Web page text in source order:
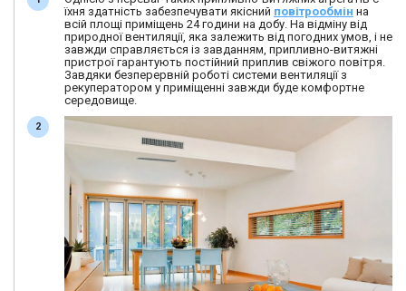
їхня здатність забезпечувати якісний повітрообмін на
всій площі приміщень 24 години на добу. На відміну від
природної вентиляції, яка залежить від погодних умов, і не
завжди справляється із завданням, припливно-витяжні
пристрої гарантують постійний приплив свіжого повітря.
Завдяки безперервній роботі системи вентиляції з
рекуператором у приміщенні завжди буде комфортне
середовище.